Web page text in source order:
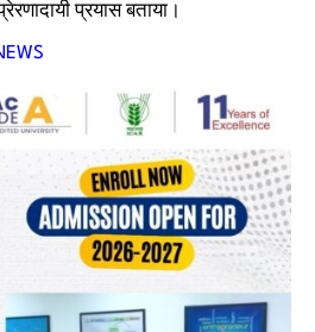
प्रयास बताया।